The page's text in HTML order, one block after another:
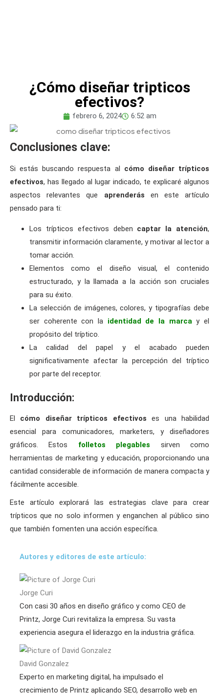
¿Cómo diseñar tripticos
efectivos?
febrero 6, 2024 6:52 am
Conclusiones clave:
Si estás buscando respuesta al cómo diseñar trípticos
efectivos, has llegado al lugar indicado, te explicaré algunos
aspectos relevantes que aprenderás en este artículo
pensado para ti:
Los trípticos efectivos deben captar la atención,
transmitir información claramente, y motivar al lector a
tomar acción.
Elementos como el diseño visual, el contenido
estructurado, y la llamada a la acción son cruciales
para su éxito.
La selección de imágenes, colores, y tipografías debe
ser coherente con la identidad de la marcay el
propósito del tríptico.
La calidad del papel y el acabado pueden
significativamente afectar la percepción del tríptico
por parte del receptor.
Introducción:
El cómo diseñar trípticos efectivos es una habilidad
esencial para comunicadores, marketers, y diseñadores
gráficos. Estos folletos plegables sirven como
herramientas de marketing y educación, proporcionando una
cantidad considerable de información de manera compacta y
fácilmente accesible.
Este artículo explorará las estrategias clave para crear
trípticos que no solo informen y enganchen al público sino
que también fomenten una acción específica.
Autores y editores de este artículo:
Jorge Curi
Con casi 30 años en diseño gráfico y como CEO de
Printz, Jorge Curi revitaliza la empresa. Su vasta
experiencia asegura el liderazgo en la industria gráfica.
David Gonzalez
Experto en marketing digital, ha impulsado el
crecimiento de Printz aplicando SEO, desarrollo web en